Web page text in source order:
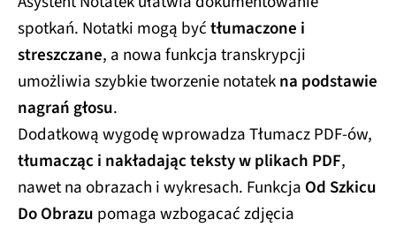
spotkań. Notatki mogą byćtłumaczone i
streszczane, a nowa funkcja transkrypcji
umożliwia szybkie tworzenie notatekna podstawie
nagrań głosu.
Dodatkową wygodę wprowadza Tłumacz PDF-ów,
tłumacząc i nakładając teksty w plikach PDF,
nawet na obrazach i wykresach. Funkcja Od Szkicu
Do Obrazu pomaga wzbogacać zdjęcia